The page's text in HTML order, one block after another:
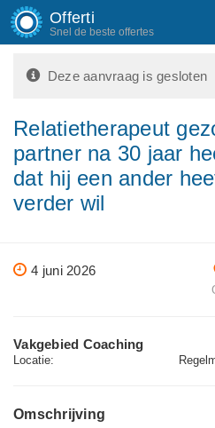
Offerti
Snel de beste offertes
Deze aanvraag is gesloten
Relatietherapeut
partner na 30 jaar
dat hij een ander
verder wil
4 juni 2026
Vakgebied Coaching
Locatie:
Omschrijving